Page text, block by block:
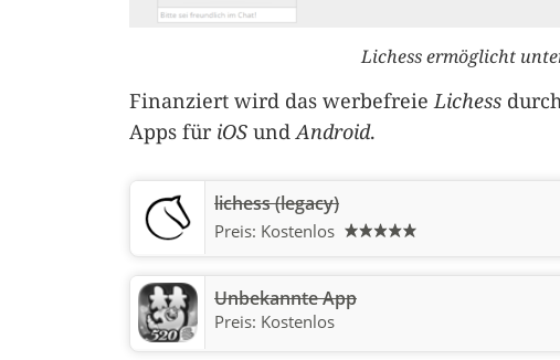
Lichess ermöglicht
Finanziert wird das werbefreieLichess
Apps für iOS undAndroid.
lichess (legacy)
Preis: Kostenlos
Unbekannte App
Preis: Kostenlos